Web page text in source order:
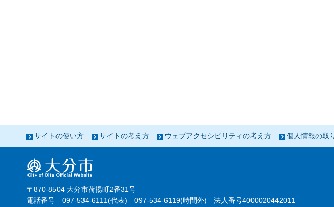
サイトの使い方 サイトの考え方 ウェブアクセシビリティの考え方 個人情報の取
〒870-8504 大分市荷揚町2番31号
電話番号 097-534-6111(代表) 097-534-6119(時間外) 法人番号4000020442011